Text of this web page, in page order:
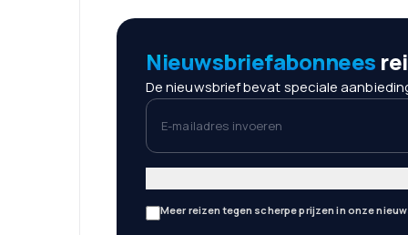
Nieuwsbriefabonnees
De nieuwsbrief bevat speciale
E-mailadres invoeren
Meer reizen tegen scherpe prijzen in onze